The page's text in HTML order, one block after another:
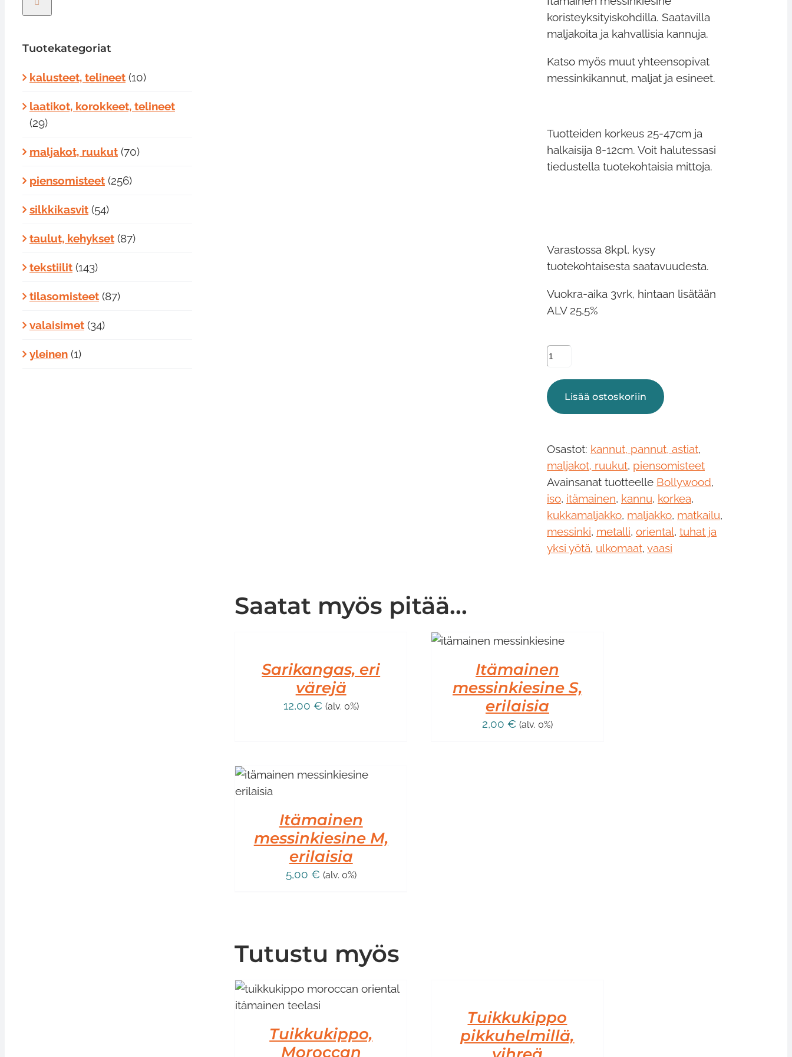
koristeyksityiskohdilla. Saatavilla
maljakoita ja kahvallisia kannuja.
Katso myös muut yhteensopivat
messinkikannut, maljat ja esineet.
Tuotteiden korkeus 25-47cm ja
halkaisija 8-12cm. Voit halutessasi
tiedustella tuotekohtaisia mittoja.
Varastossa 8kpl, kysy
tuotekohtaisesta saatavuudesta.
Vuokra-aika 3vrk, hintaan lisätään
ALV 25,5%
Itämainen
messinkiesine,
iso,
erilaisiaLisää ostoskoriin
Osastot: kannut, pannut, astiat,
maljakot, ruukut, piensomisteet
Avainsanat tuotteelle Bollywood,
iso, itämainen, kannu, korkea,
kukkamaljakko, maljakko, matkailu,
messinki, metalli, oriental, tuhat ja
yksi yötä, ulkomaat, vaasi
Saatat myös pitää...
LISÄTIEDOTSarikangas, eri
värejä
12,00 € (alv. 0%)
Itämainen
messinkiesine S,
erilaisia
2,00 € (alv. 0%)
Itämainen
messinkiesine M,
erilaisia
5,00 € (alv. 0%)
Tutustu myös
Tuikkukippo,
Moroccan
LISÄTIEDOTTuikkukippo
pikkuhelmillä,
Tuotekategoriat
kalusteet, telineet (10)
laatikot, korokkeet, telineet
(29)
maljakot, ruukut (70)
piensomisteet (256)
silkkikasvit (54)
taulut, kehykset (87)
tekstiilit (143)
tilasomisteet (87)
valaisimet (34)
yleinen (1)